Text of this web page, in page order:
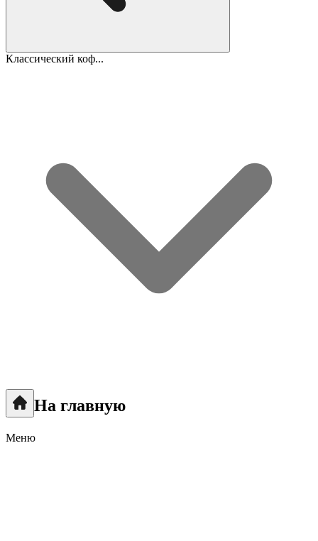
Классический коф...
На главную
Меню